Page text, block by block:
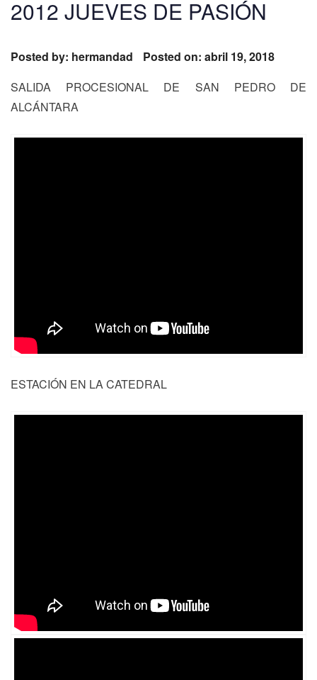
2012 JUEVES DE PASIÓN
Posted by: hermandad
Posted on: abril 19, 2018
SALIDA PROCESIONAL DE SAN PEDRO DE
ALCÁNTARA
ESTACIÓN EN LA CATEDRAL